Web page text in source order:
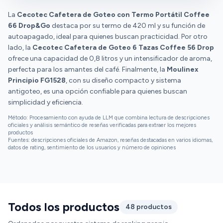
amantes de café que procuram uma máquina
prática e eficiente para preparar um delicioso café
filtrado. Com esta cafeteira, desfrutar de um
excelente café em casa torna-se uma experiência
simples e agradável.
La Cecotec Cafetera de Goteo con Termo Portátil Coffee
66 Drop&Go destaca por su termo de 420 ml y su función de
autoapagado, ideal para quienes buscan practicidad. Por otro
lado, la Cecotec Cafetera de Goteo 6 Tazas Coffee 56 Drop
ofrece una capacidad de 0,8 litros y un intensificador de aroma,
perfecta para los amantes del café. Finalmente, la Moulinex
Principio FG1528, con su diseño compacto y sistema
antigoteo, es una opción confiable para quienes buscan
simplicidad y eficiencia.
Método: Procesamiento con ayuda de LLM que combina lectura de descripciones
oficiales y análisis semántico de reseñas verificadas para extraer los mejores
productos
Fuentes: descripciones oficiales de Amazon, reseñas destacadas en varios idiomas,
datos de rating, sentimiento de los usuarios y número de opiniones
Todos los productos
48 productos